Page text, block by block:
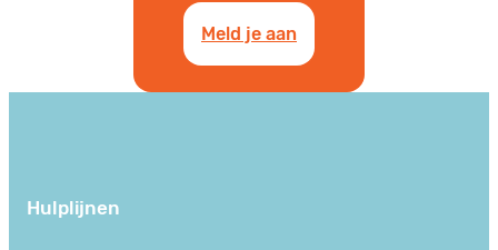
Meld je aan
Hulplijnen